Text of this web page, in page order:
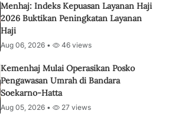
Menhaj: Indeks Kepuasan Layanan Haji
2026 Buktikan Peningkatan Layanan
Haji
Aug 06, 2026 • 46 views
Kemenhaj Mulai Operasikan Posko
Pengawasan Umrah di Bandara
Soekarno-Hatta
Aug 05, 2026 • 27 views